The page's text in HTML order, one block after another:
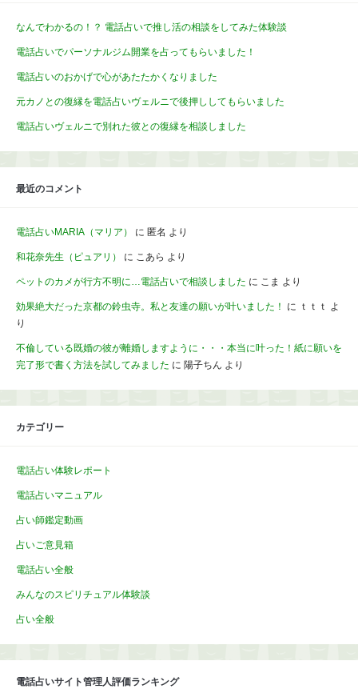
なんでわかるの！？ 電話占いで推し活の相談をしてみた体験談
電話占いでパーソナルジム開業を占ってもらいました！
電話占いのおかげで心があたたかくなりました
元カノとの復縁を電話占いヴェルニで後押ししてもらいました
電話占いヴェルニで別れた彼との復縁を相談しました
最近のコメント
電話占いMARIA（マリア） に 匿名 より
和花奈先生（ピュアリ） に こあら より
ペットのカメが行方不明に…電話占いで相談しました に こま より
効果絶大だった京都の鈴虫寺。私と友達の願いが叶いました！ に ｔｔｔ よ
り
不倫している既婚の彼が離婚しますように・・・本当に叶った！紙に願いを
完了形で書く方法を試してみました に 陽子ちん より
カテゴリー
電話占い体験レポート
電話占いマニュアル
占い師鑑定動画
占いご意見箱
電話占い全般
みんなのスピリチュアル体験談
占い全般
電話占いサイト管理人評価ランキング